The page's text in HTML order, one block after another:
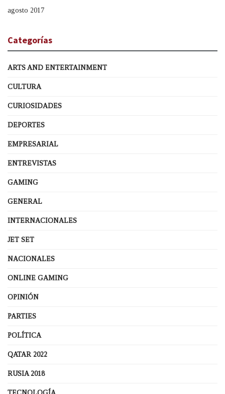
agosto 2017
Categorías
ARTS AND ENTERTAINMENT
CULTURA
CURIOSIDADES
DEPORTES
EMPRESARIAL
ENTREVISTAS
GAMING
GENERAL
INTERNACIONALES
JET SET
NACIONALES
ONLINE GAMING
OPINIÓN
PARTIES
POLÍTICA
QATAR 2022
RUSIA 2018